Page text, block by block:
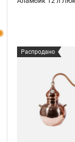
Распродано